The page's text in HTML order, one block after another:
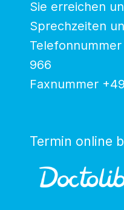
Sie erreichen
Sprechzeiten
966
Faxnummer
Termin online